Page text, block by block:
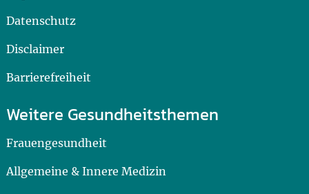
Datenschutz
Disclaimer
Barrierefreiheit
Weitere Gesundheitsthemen
Frauengesundheit
Allgemeine & Innere Medizin